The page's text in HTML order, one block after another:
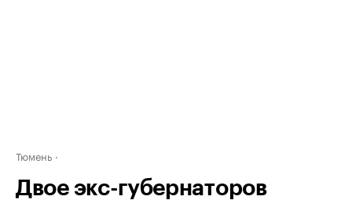
Тюмень
Двое экс-губернаторов